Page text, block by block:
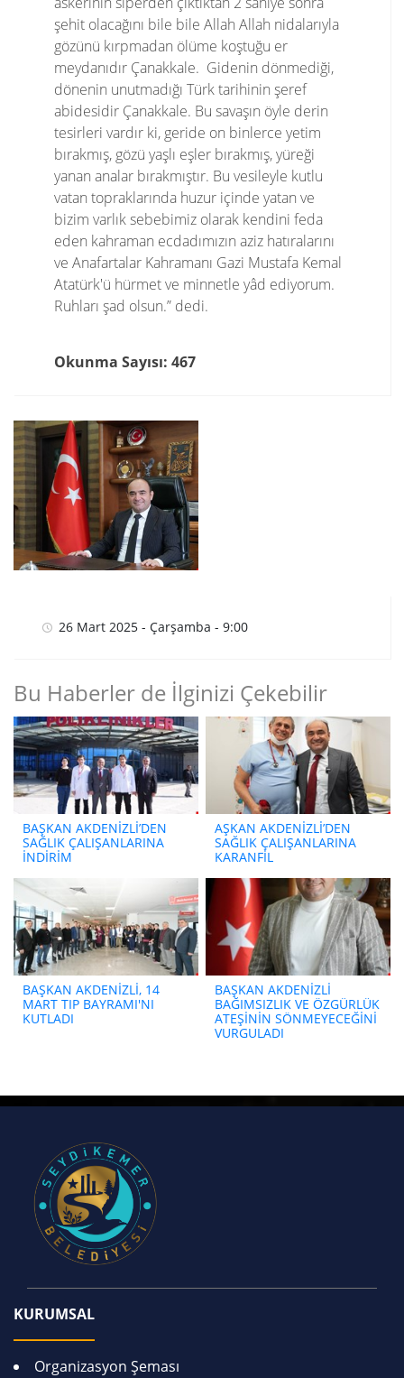
şehit olacağını bile bile Allah Allah nidalarıyla
gözünü kırpmadan ölüme koştuğu er
meydanıdır Çanakkale. Gidenin dönmediği,
dönenin unutmadığı Türk tarihinin şeref
abidesidir Çanakkale. Bu savaşın öyle derin
tesirleri vardır ki, geride on binlerce yetim
bırakmış, gözü yaşlı eşler bırakmış, yüreği
yanan analar bırakmıştır. Bu vesileyle kutlu
vatan topraklarında huzur içinde yatan ve
bizim varlık sebebimiz olarak kendini feda
eden kahraman ecdadımızın aziz hatıralarını
ve Anafartalar Kahramanı Gazi Mustafa Kemal
Atatürk'ü hürmet ve minnetle yâd ediyorum.
Ruhları şad olsun.” dedi.
Okunma Sayısı: 467
26 Mart 2025 - Çarşamba - 9:00
Bu Haberler de İlginizi Çekebilir
BAŞKAN AKDENİZLİ’DEN
SAĞLIK ÇALIŞANLARINA
İNDİRİM
AŞKAN AKDENİZLİ’DEN
SAĞLIK ÇALIŞANLARINA
KARANFİL
BAŞKAN AKDENİZLİ, 14
MART TIP BAYRAMI'NI
KUTLADI
BAŞKAN AKDENİZLİ
BAĞIMSIZLIK VE ÖZGÜRLÜK
ATEŞİNİN SÖNMEYECEĞİNİ
VURGULADI
KURUMSAL
Organizasyon Şeması